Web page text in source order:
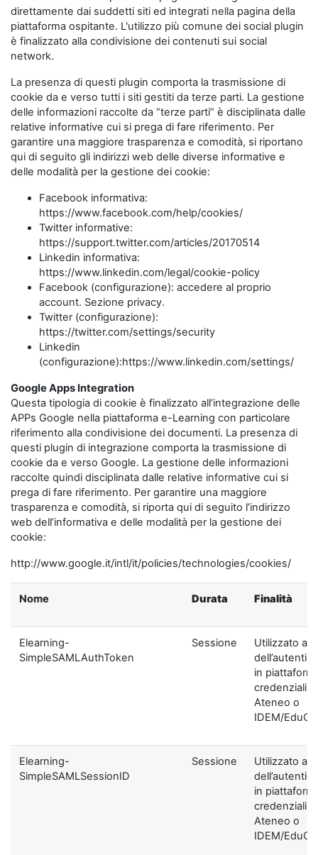
direttamente dai suddetti siti ed integrati nella pagina della
piattaforma ospitante. L'utilizzo più comune dei social plugin
è finalizzato alla condivisione dei contenuti sui social
network.
La presenza di questi plugin comporta la trasmissione di
cookie da e verso tutti i siti gestiti da terze parti. La gestione
delle informazioni raccolte da “terze parti” è disciplinata dalle
relative informative cui si prega di fare riferimento. Per
garantire una maggiore trasparenza e comodità, si riportano
qui di seguito gli indirizzi web delle diverse informative e
delle modalità per la gestione dei cookie:
Facebook informativa:
https://www.facebook.com/help/cookies/
Twitter informative:
https://support.twitter.com/articles/20170514
Linkedin informativa:
https://www.linkedin.com/legal/cookie-policy
Facebook (configurazione): accedere al proprio
account. Sezione privacy.
Twitter (configurazione):
https://twitter.com/settings/security
Linkedin
(configurazione):https://www.linkedin.com/settings/
Google Apps Integration
Questa tipologia di cookie è finalizzato all’integrazione delle
APPs Google nella piattaforma e-Learning con particolare
riferimento alla condivisione dei documenti. La presenza di
questi plugin di integrazione comporta la trasmissione di
cookie da e verso Google. La gestione delle informazioni
raccolte quindi disciplinata dalle relative informative cui si
prega di fare riferimento. Per garantire una maggiore
trasparenza e comodità, si riporta qui di seguito l’indirizzo
web dell’informativa e delle modalità per la gestione dei
cookie:
http://www.google.it/intl/it/policies/technologies/cookies/
Nome Durata Finalità
Elearning-
SimpleSAMLAuthToken
Sessione
Utilizzato ai
in
credenziali di
Ateneo o
IDEM/
Elearning-
SimpleSAMLSessionID
Sessione
Utilizzato ai
in
credenziali di
Ateneo o
IDEM/